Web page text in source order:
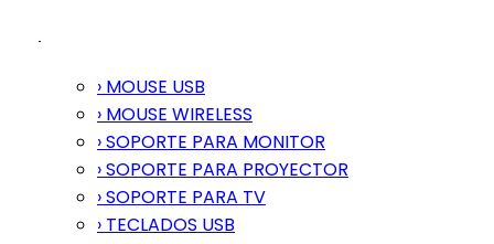
› MOUSE USB
› MOUSE WIRELESS
› SOPORTE PARA MONITOR
› SOPORTE PARA PROYECTOR
› SOPORTE PARA TV
› TECLADOS USB